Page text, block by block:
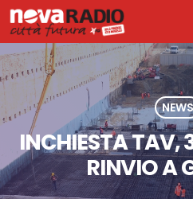
NEWS
INCHIESTA TAV,
RINVIO A